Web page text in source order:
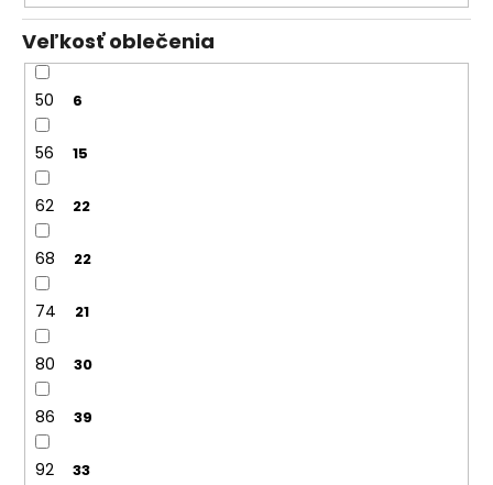
Veľkosť oblečenia
50 6
56 15
62 22
68 22
74 21
80 30
86 39
92 33